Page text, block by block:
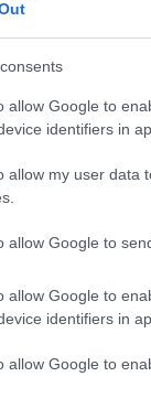
allow Google to
identifiers in
allow my user data
allow Google to
allow Google to
identifiers in
allow Google to
Power
ΖΩΗ 18/
Από